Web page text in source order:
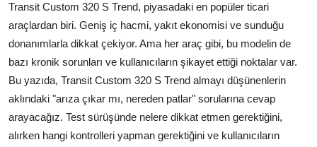
Transit Custom 320 S Trend, piyasadaki en popüler ticari
araçlardan biri. Geniş iç hacmi, yakıt ekonomisi ve sunduğu
donanımlarla dikkat çekiyor. Ama her araç gibi, bu modelin de
bazı kronik sorunları ve kullanıcıların şikayet ettiği noktalar var.
Bu yazıda, Transit Custom 320 S Trend almayı düşünenlerin
aklındaki "arıza çıkar mı, nereden patlar" sorularına cevap
arayacağız. Test sürüşünde nelere dikkat etmen gerektiğini,
alırken hangi kontrolleri yapman gerektiğini ve kullanıcıların